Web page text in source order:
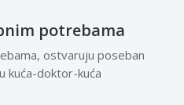
potrebama
ostvaruju poseban
kuća-doktor-kuća